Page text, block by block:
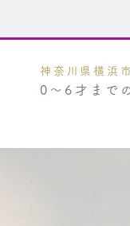
神奈川県横浜
0〜6才まで